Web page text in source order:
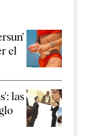
el
las